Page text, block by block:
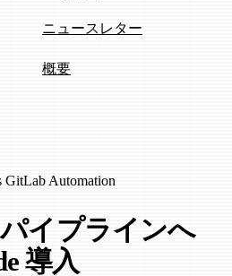
ニュースレター
概要
GitLab Automation
イプラインへ
導入